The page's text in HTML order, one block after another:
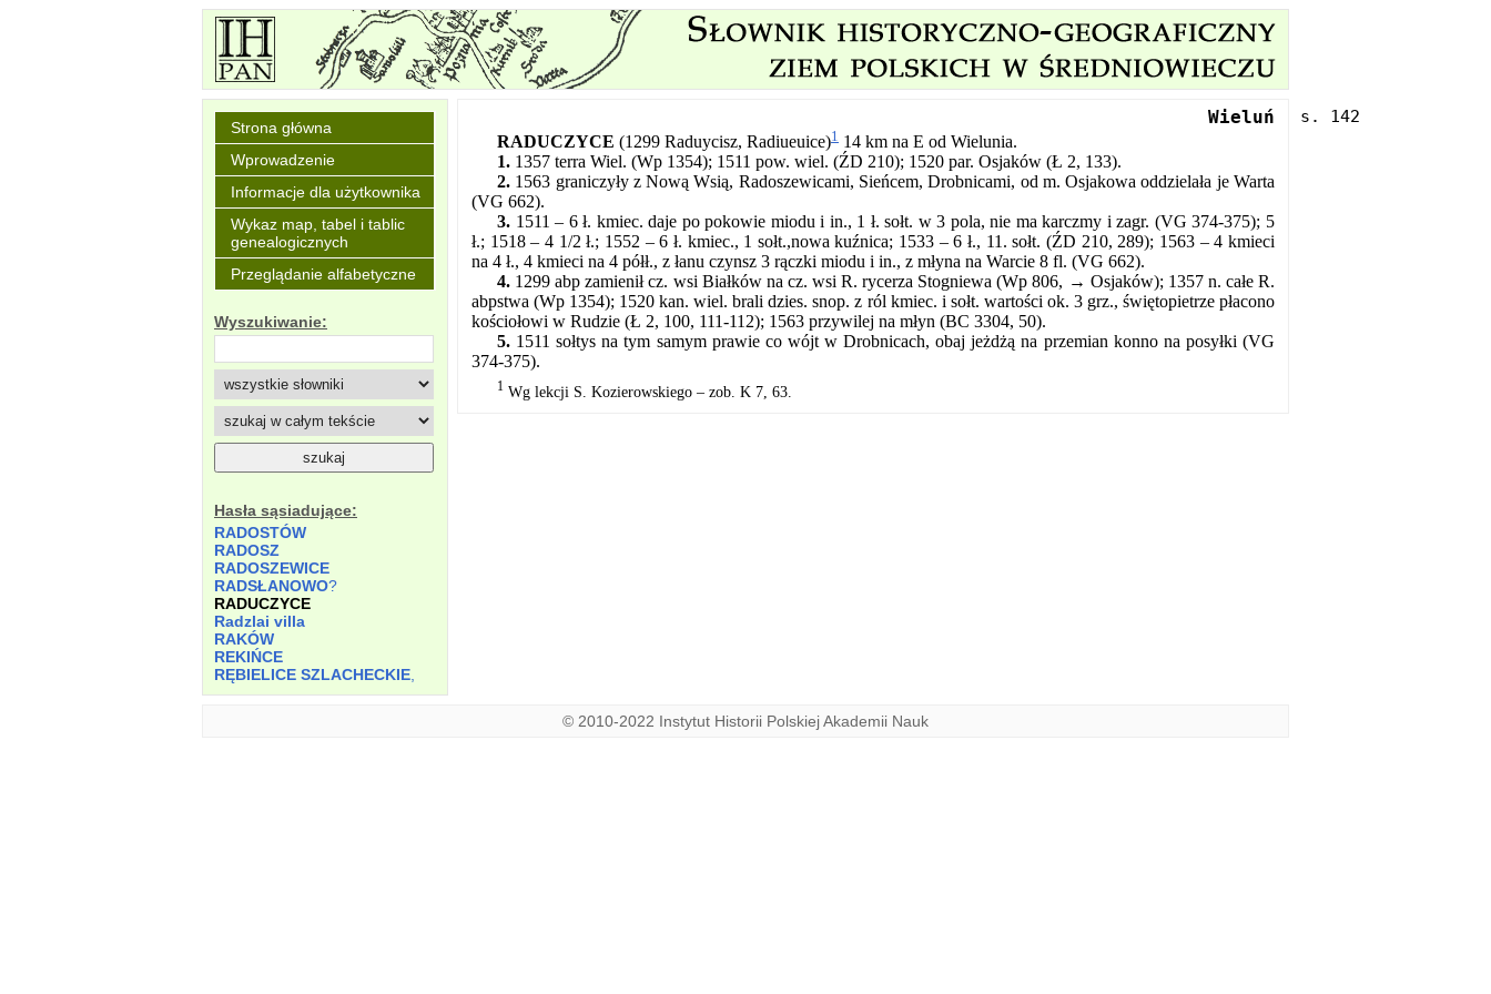
Strona główna
Wprowadzenie
Informacje dla użytkownika
Wykaz map, tabel i tablic
genealogicznych
Przeglądanie alfabetyczne
Wyszukiwanie:
Hasła sąsiadujące:
RADOSTÓW
RADOSZ
RADOSZEWICE
RADSŁANOWO?
RADUCZYCE
Radzlai villa
RAKÓW
REKIŃCE
RĘBIELICE SZLACHECKIE
Wieluń
RADUCZYCE (1299 Raduycisz, Radiueuice)1 14 km na E od Wielunia.
1. 1357 terra Wiel. (Wp 1354); 1511 pow. wiel. (ŹD 210); 1520 par. Osjaków (Ł 2, 133).
2. 1563 graniczyły z Nową Wsią, Radoszewicami, Sieńcem, Drobnicami, od m. Osjakowa oddzielała je Warta
(VG 662).
3. 1511 – 6 ł. kmiec. daje po pokowie miodu i in., 1 ł. sołt. w 3 pola, nie ma karczmy i zagr. (VG 374-375); 5
ł.; 1518 – 4 1/2 ł.; 1552 – 6 ł. kmiec., 1 sołt.,nowa kuźnica; 1533 – 6 ł., 11. sołt. (ŹD 210, 289); 1563 – 4 kmieci
na 4 ł., 4 kmieci na 4 półł., z łanu czynsz 3 rączki miodu i in., z młyna na Warcie 8 fl. (VG 662).
4. 1299 abp zamienił cz. wsi Białków na cz. wsi R. rycerza Stogniewa (Wp 806, → Osjaków); 1357 n. całe R.
abpstwa (Wp 1354); 1520 kan. wiel. brali dzies. snop. z ról kmiec. i sołt. wartości ok. 3 grz., świętopietrze płacono
kościołowi w Rudzie (Ł 2, 100, 111-112); 1563 przywilej na młyn (BC 3304, 50).
5. 1511 sołtys na tym samym prawie co wójt w Drobnicach, obaj jeżdżą na przemian konno na posyłki (VG
374-375).
1 Wg lekcji S. Kozierowskiego – zob. K 7, 63.
© 2010-2022 Instytut Historii Polskiej Akademii Nauk